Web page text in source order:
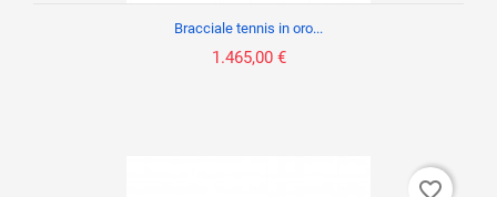
Bracciale tennis in oro...
1.465,00 €
favorite_border